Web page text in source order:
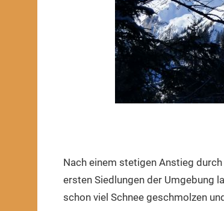
Nach einem stetigen Anstieg
ersten Siedlungen der Umgebung
schon viel Schnee geschmolzen